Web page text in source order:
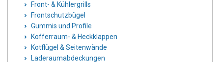
Front- & Kühlergrills
Frontschutzbügel
Gummis und Profile
Kofferraum- & Heckklappen
Kotflügel & Seitenwände
Laderaumabdeckungen